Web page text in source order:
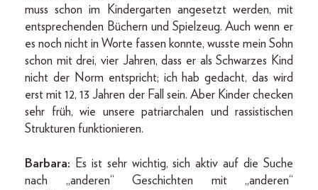
muss schon im Kindergarten angesetzt werden, mit
entsprechenden Büchern und Spielzeug. Auch wenn er
es noch nicht in Worte fassen konnte, wusste mein Sohn
schon mit drei, vier Jahren, dass er als Schwarzes Kind
nicht der Norm entspricht; ich hab gedacht, das wird
erst mit 12, 13 Jahren der Fall sein. Aber Kinder checken
sehr früh, wie unsere patriarchalen und rassistischen
Strukturen funktionieren.
Barbara: Es ist sehr wichtig, sich aktiv auf die Suche
nach „anderen“ Geschichten mit „anderen“